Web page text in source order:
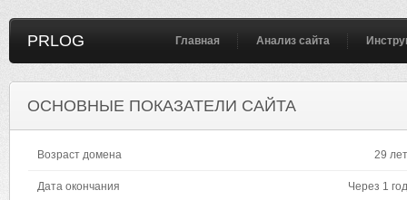
PRLOG Главная Анализ сайта
ОСНОВНЫЕ ПОКАЗАТЕЛИ САЙТА
Возраст домена 29 лет
Дата окончания Через 1 год